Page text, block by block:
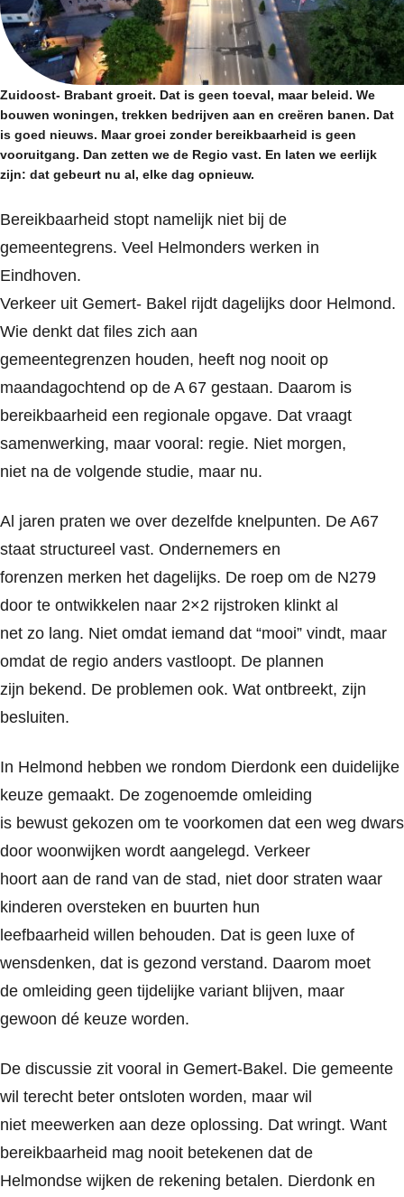
Zuidoost- Brabant groeit. Dat is geen toeval, maar beleid. We
bouwen woningen, trekken bedrijven aan en creëren banen. Dat
is goed nieuws. Maar groei zonder bereikbaarheid is geen
vooruitgang. Dan zetten we de Regio vast. En laten we eerlijk
zijn: dat gebeurt nu al, elke dag opnieuw.
Bereikbaarheid stopt namelijk niet bij de
gemeentegrens. Veel Helmonders werken in
Eindhoven.
Verkeer uit Gemert- Bakel rijdt dagelijks door Helmond.
Wie denkt dat files zich aan
gemeentegrenzen houden, heeft nog nooit op
maandagochtend op de A 67 gestaan. Daarom is
bereikbaarheid een regionale opgave. Dat vraagt
samenwerking, maar vooral: regie. Niet morgen,
niet na de volgende studie, maar nu.
Al jaren praten we over dezelfde knelpunten. De A67
staat structureel vast. Ondernemers en
forenzen merken het dagelijks. De roep om de N279
door te ontwikkelen naar 2×2 rijstroken klinkt al
net zo lang. Niet omdat iemand dat “mooi” vindt, maar
omdat de regio anders vastloopt. De plannen
zijn bekend. De problemen ook. Wat ontbreekt, zijn
besluiten.
In Helmond hebben we rondom Dierdonk een duidelijke
keuze gemaakt. De zogenoemde omleiding
is bewust gekozen om te voorkomen dat een weg dwars
door woonwijken wordt aangelegd. Verkeer
hoort aan de rand van de stad, niet door straten waar
kinderen oversteken en buurten hun
leefbaarheid willen behouden. Dat is geen luxe of
wensdenken, dat is gezond verstand. Daarom moet
de omleiding geen tijdelijke variant blijven, maar
gewoon dé keuze worden.
De discussie zit vooral in Gemert-Bakel. Die gemeente
wil terecht beter ontsloten worden, maar wil
niet meewerken aan deze oplossing. Dat wringt. Want
bereikbaarheid mag nooit betekenen dat de
Helmondse wijken de rekening betalen. Dierdonk en